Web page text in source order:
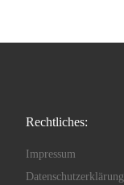
Rechtliches:
Impressum
Datenschutzerklärung